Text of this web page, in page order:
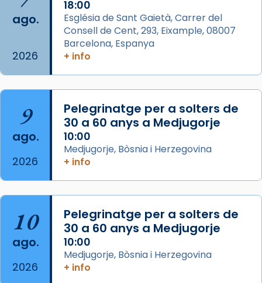
2 weeks ago
Aquest dilluns, 27 de juliol, ha tingut lloc la
missa d’acció de gràcies en agraïment al
comitè organitzador de la visita apostòlica
L’arquebisbe de Barcelona, el cardenal Joan
Josep Omella, ha presidit la missa i l’ha
concelebrat el bisbe auxiliar de Barcelona,
Mons. David Abadías.
📸 Dr. G. Simón
Foto
Arquebisbat de Barcelona
2 weeks ago
Memòria de les santes Juliana i
ago.
2026
18:00
Església de Sant Gaietà, Carrer del
Consell de Cent, 293, Eixample, 08007
Barcelona, Espanya
+ info
9
ago.
2026
Pelegrinatge per a solters de
30 a 60 anys a Medjugorje
10:00
Medjugorje, Bòsnia i Herzegovina
+ info
10
ago.
2026
Pelegrinatge per a solters de
30 a 60 anys a Medjugorje
10:00
Medjugorje, Bòsnia i Herzegovina
+ info